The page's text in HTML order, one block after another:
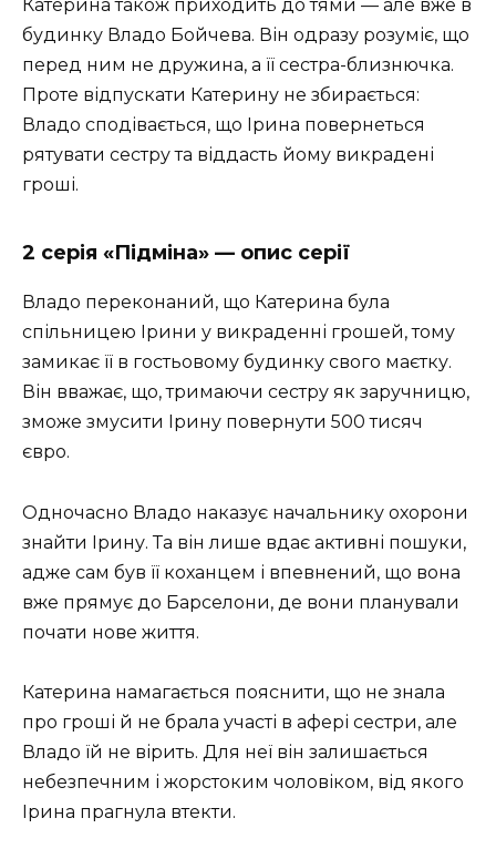
Катерина також приходить до тями — але вже в
будинку Владо Бойчева. Він одразу розуміє, що
перед ним не дружина, а її сестра-близнючка.
Проте відпускати Катерину не збирається:
Владо сподівається, що Ірина повернеться
рятувати сестру та віддасть йому викрадені
гроші.
2 серія «Підміна» — опис серії
Владо переконаний, що Катерина була
спільницею Ірини у викраденні грошей, тому
замикає її в гостьовому будинку свого маєтку.
Він вважає, що, тримаючи сестру як заручницю,
зможе змусити Ірину повернути 500 тисяч
євро.
Одночасно Владо наказує начальнику охорони
знайти Ірину. Та він лише вдає активні пошуки,
адже сам був її коханцем і впевнений, що вона
вже прямує до Барселони, де вони планували
почати нове життя.
Катерина намагається пояснити, що не знала
про гроші й не брала участі в афері сестри, але
Владо їй не вірить. Для неї він залишається
небезпечним і жорстоким чоловіком, від якого
Ірина прагнула втекти.